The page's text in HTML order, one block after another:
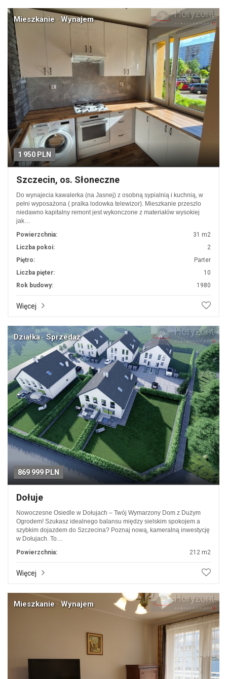
1 950 PLN
Mieszkanie · Wynajem
Szczecin, os. Słoneczne
Do wynajecia kawalerka (na Jasnej) z osobną sypialnią i kuchnią, w
pełni wyposażona ( pralka lodowka telewizor). Mieszkanie przeszlo
niedawno kapitalny remont jest wykonczone z materiałów wysokiej
jak…
Powierzchnia:
31 m2
Liczba pokoi:
2
Piętro:
Parter
Liczba pięter:
10
Rok budowy:
1980
Więcej
869 999 PLN
Działka · Sprzedaż
Dołuje
Nowoczesne Osiedle w Dołujach – Twój Wymarzony Dom z Dużym
Ogrodem! Szukasz idealnego balansu między sielskim spokojem a
szybkim dojazdem do Szczecina? Poznaj nową, kameralną inwestycję
w Dołujach. To…
Powierzchnia:
212 m2
Więcej
Mieszkanie · Wynajem